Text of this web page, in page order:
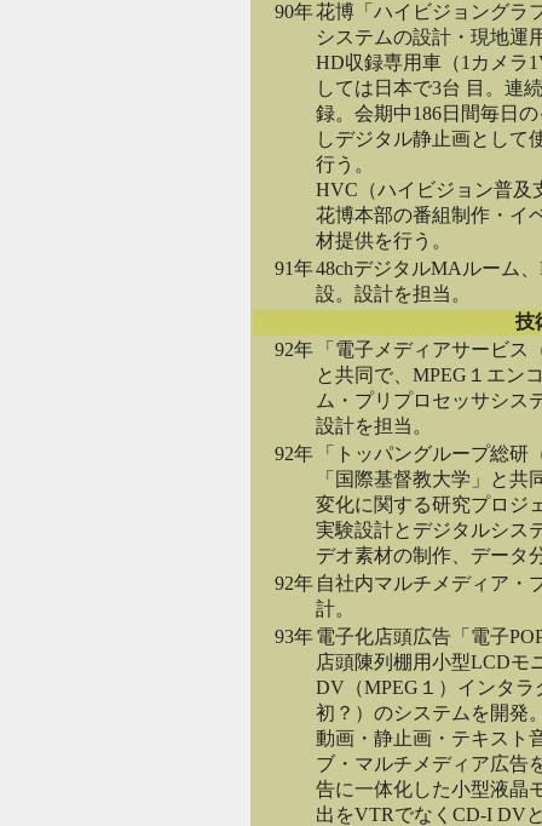
90年花博「ハイビジョングラ
システムの設計・現地運
HD収録専用車（1カメラ
しては日本で3台 目。連
録。会期中186日間毎日
しデジタル静止画として
行う。
HVC（ハイビジョン普及
花博本部の番組制作・イ
材提供を行う。
91年48chデジタルMAルーム
設。設計を担当。
技
92年
「電子メディアサービ
と共同で、MPEG１エン
ム・プリプロセッサシス
設計を担当。
92年
「トッパングループ総
「国際基督教大学」と
変化に関する研究プロジ
実験設計とデジタルシス
デオ素材の制作、データ
92年 自社内マルチメディア・
計。
93年電子化店頭広告「電子
店頭陳列棚用小型LCDモ
DV（MPEG１）インタ
初？）のシステムを開発
動画・静止画・テキスト
ブ・マルチメディア広告
告に一体化した小型液晶
出をVTRでなくCD-I DV